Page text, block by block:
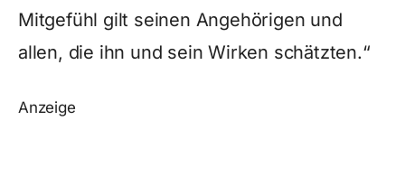
Mitgefühl gilt seinen Angehörigen und
allen, die ihn und sein Wirken schätzten.“
Anzeige